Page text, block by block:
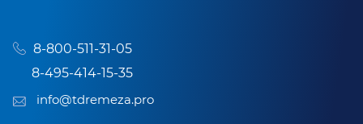
8-800-511-31-05
8-495-414-15-35
info@tdremeza.pro